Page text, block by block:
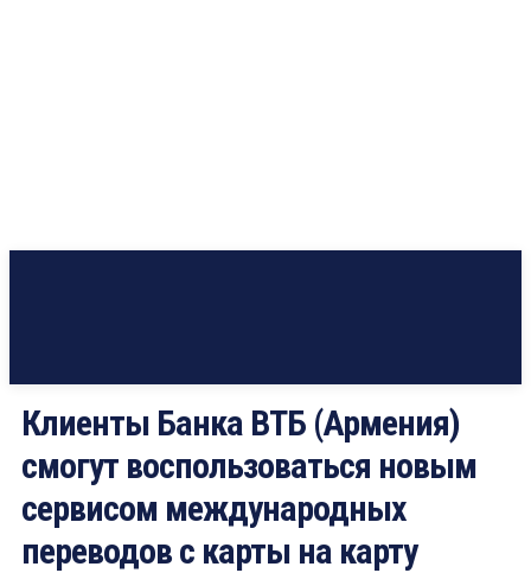
Клиенты Банка ВТБ (Армения)
смогут воспользоваться новым
сервисом международных
переводов с карты на карту